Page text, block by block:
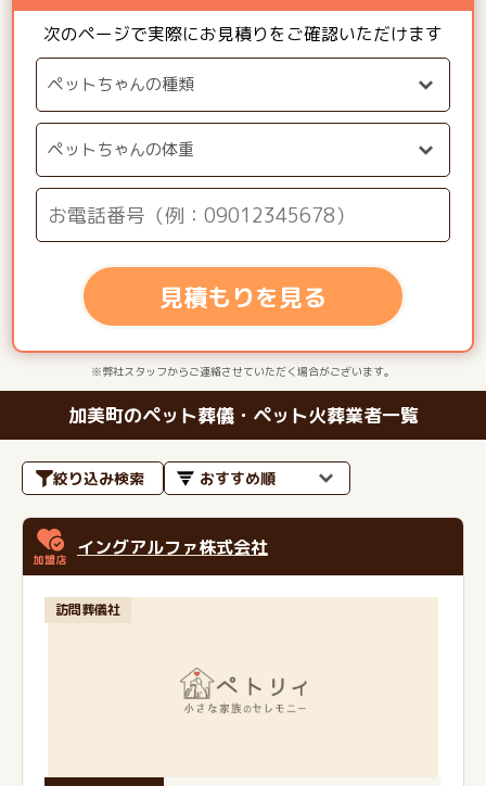
次のページで実際にお見積りをご確認いただけます
見積もりを見る
※弊社スタッフからご連絡させていただく場合がございます。
加美町のペット葬儀・ペット火葬業者一覧
絞り込み検索
イングアルファ株式会社
訪問葬儀社